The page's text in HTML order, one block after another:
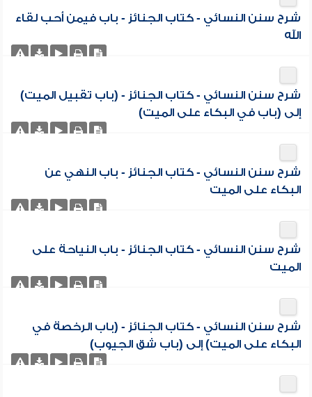
شرح سنن النسائي - كتاب الجنائز - باب فيمن أحب لقاء
الله
شرح سنن النسائي - كتاب الجنائز - (باب تقبيل الميت)
إلى (باب في البكاء على الميت)
شرح سنن النسائي - كتاب الجنائز - باب النهي عن
البكاء على الميت
شرح سنن النسائي - كتاب الجنائز - باب النياحة على
الميت
شرح سنن النسائي - كتاب الجنائز - (باب الرخصة في
البكاء على الميت) إلى (باب شق الجيوب)